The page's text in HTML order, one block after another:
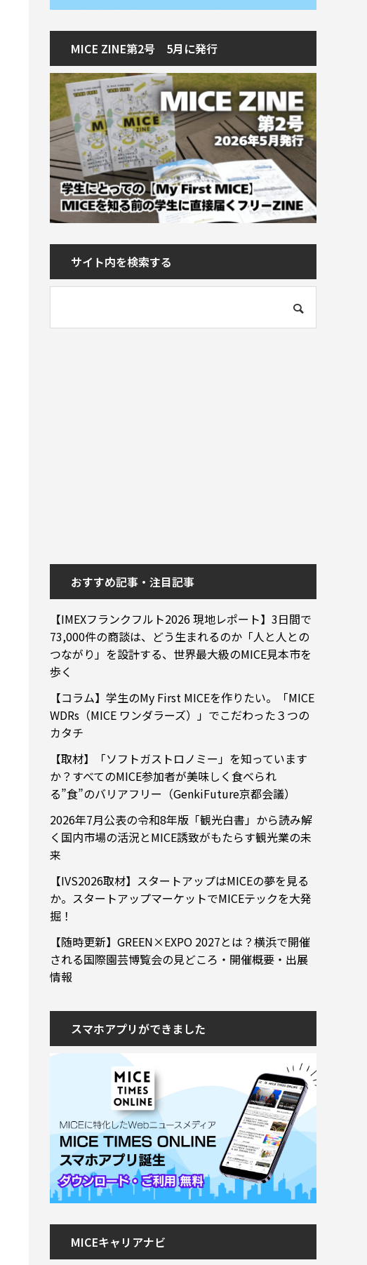
MICE ZINE第2号 5月に発行
サイト内を検索する
おすすめ記事・注目記事
【IMEXフランクフルト2026 現地レポート】3日間で
73,000件の商談は、どう生まれるのか「人と人との
つながり」を設計する、世界最大級のMICE見本市を
歩く
【コラム】学生のMy First MICEを作りたい。「MICE
WDRs（MICE ワンダラーズ）」でこだわった３つの
カタチ
【取材】「ソフトガストロノミー」を知っています
か？すべてのMICE参加者が美味しく食べられ
る”食”のバリアフリー（GenkiFuture京都会議）
2026年7月公表の令和8年版「観光白書」から読み解
く国内市場の活況とMICE誘致がもたらす観光業の未
来
【IVS2026取材】スタートアップはMICEの夢を見る
か。スタートアップマーケットでMICEテックを大発
掘！
【随時更新】GREEN×EXPO 2027とは？横浜で開催
される国際園芸博覧会の見どころ・開催概要・出展
情報
スマホアプリができました
MICEキャリアナビ